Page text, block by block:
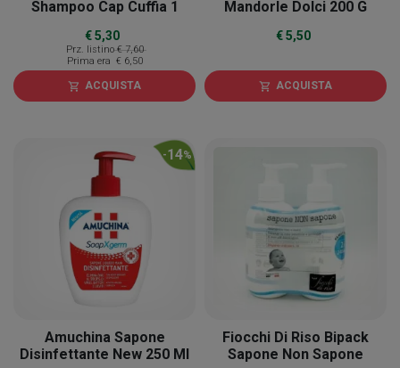
Shampoo Cap Cuffia 1
€ 5,30
Prz. listino € 7,60
Prima era € 6,50
shopping_cart ACQUISTA
Mandorle Dolci 200 G
€ 5,50
shopping_cart ACQUISTA
-14%
Amuchina Sapone
Disinfettante New 250 Ml
Fiocchi Di Riso Bipack
Sapone Non Sapone